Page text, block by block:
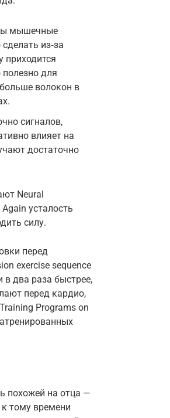
мышечные
из‑за
приходится
полезно для
волокон в
сигналов,
влияет на
достаточно
Neural
усталость
силу.
перед
exercise sequence
в два раза быстрее,
перед кардио,
Programs on
похожей на отца —
тому времени